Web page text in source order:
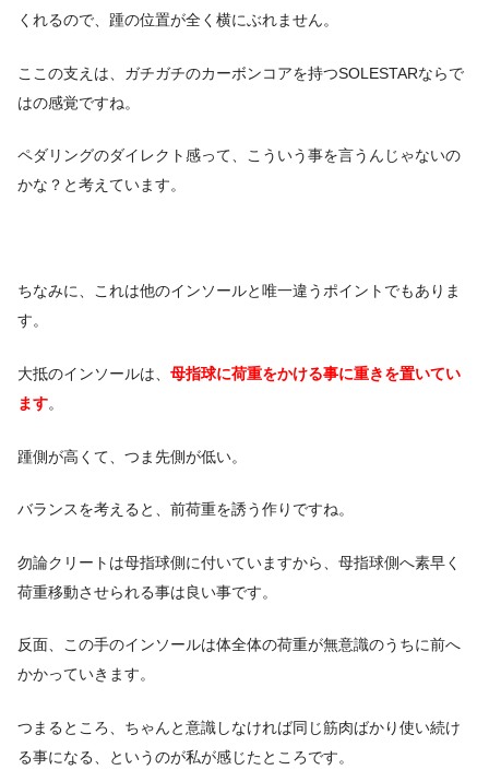
くれるので、踵の位置が全く横にぶれません。
ここの支えは、ガチガチのカーボンコアを持つSOLESTARならで
はの感覚ですね。
ペダリングのダイレクト感って、こういう事を言うんじゃないの
かな？と考えています。
ちなみに、これは他のインソールと唯一違うポイントでもありま
す。
大抵のインソールは、 母指球に荷重をかける事に重きを置いてい
ます。
踵側が高くて、つま先側が低い。
バランスを考えると、前荷重を誘う作りですね。
勿論クリートは母指球側に付いていますから、母指球側へ素早く
荷重移動させられる事は良い事です。
反面、この手のインソールは体全体の荷重が無意識のうちに前へ
かかっていきます。
つまるところ、ちゃんと意識しなければ同じ筋肉ばかり使い続け
る事になる、というのが私が感じたところです。